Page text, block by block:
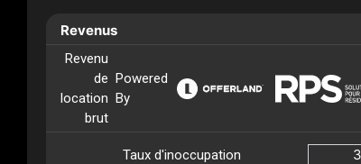
Revenus
Revenu
de
location
brut
Powered
By
Taux d'inoccupation